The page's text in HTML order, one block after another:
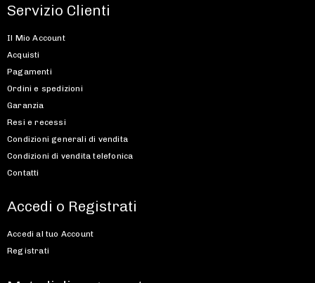
Servizio Clienti
Il Mio Account
Acquisti
Pagamenti
Ordini e spedizioni
Garanzia
Resi e recessi
Condizioni generali di vendita
Condizioni di vendita telefonica
Contatti
Accedi o Registrati
Accedi al tuo Account
Registrati